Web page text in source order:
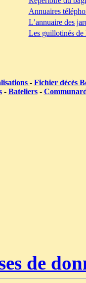
Annuaires
L’annuaire des
Les guillotinés de
- Fichier décès
- Bateliers-
de